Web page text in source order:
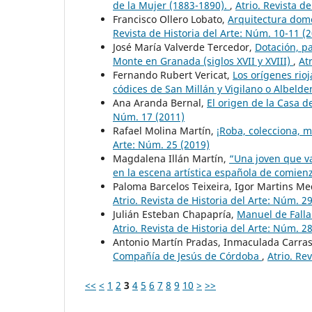
de la Mujer (1883-1890). , Atrio. Revista
Francisco Ollero Lobato, Arquitectura
Revista de Historia del Arte: Núm. 10-11
José María Valverde Tercedor, Dotación,
Monte en Granada (siglos XVII y XVIII) ,
Fernando Rubert Vericat, Los orígenes
códices de San Millán y Vigilano o
Ana Aranda Bernal, El origen de la Casa
Núm. 17 (2011)
Rafael Molina Martín, ¡Roba, colecciona,
Arte: Núm. 25 (2019)
Magdalena Illán Martín, “Una joven que
en la escena artística española de
Paloma Barcelos Teixeira, Igor Martins
Atrio. Revista de Historia del Arte: Núm.
Julián Esteban Chapapría, Manuel de
Atrio. Revista de Historia del Arte: Núm.
Antonio Martín Pradas, Inmaculada
Compañía de Jesús de Córdoba , Atrio.
<< < 1 2 3 4 5 6 7 8 9 10 > >>